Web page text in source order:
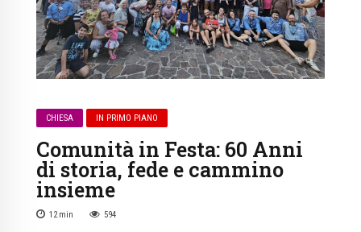
CHIESA IN PRIMO PIANO
Comunità in Festa: 60 Anni
di storia, fede e cammino
insieme
12 min 594